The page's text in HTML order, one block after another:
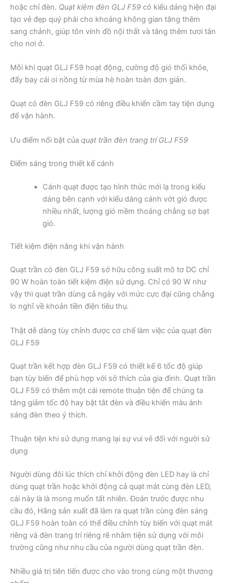
hoặc chỉ đèn. Quạt kiêm đèn GLJ F59 có kiểu dáng hiện đại
tạo vẻ đẹp quý phái cho khoảng không gian tăng thêm
sang chảnh, giúp tôn vinh đồ nội thất và tăng thêm tươi tắn
cho nơi ở.
Mỗi khi quạt GLJ F59 hoạt động, cường độ gió thổi khỏe,
đẩy bay cái oi nồng từ mùa hè hoàn toàn đơn giản.
Quạt có đèn GLJ F59 có riêng điều khiển cầm tay tiện dụng
để vận hành.
Ưu điểm nổi bật của quạt trần đèn trang trí GLJ F59
Điểm sáng trong thiết kế cánh
Cánh quạt được tạo hình thức mới lạ trong kiểu
dáng bên cạnh với kiểu dáng cánh vớt gió được
nhiều nhất, lượng gió mềm thoảng chẳng sợ bạt
gió.
Tiết kiệm điện năng khi vận hành
Quạt trần có đèn GLJ F59 sở hữu công suất mô tơ DC chỉ
90 W hoàn toàn tiết kiệm điện sử dụng. Chỉ có 90 W như
vậy thì quạt trần dùng cả ngày với mức cực đại cũng chẳng
lo nghĩ về khoản tiền điện tiêu thụ.
Thật dễ dàng tùy chỉnh được cơ chế làm việc của quạt đèn
GLJ F59
Quạt trần kết hợp đèn GLJ F59 có thiết kế 6 tốc độ giúp
bạn tùy biến để phù hợp với sở thích của gia đình. Quạt trần
GLJ F59 có thêm một cái remote thuận tiện để chúng ta
tăng giảm tốc độ hay bật tắt đèn và điều khiển màu ánh
sáng đèn theo ý thích.
Thuận tiện khi sử dụng mang lại sự vui vẻ đối với người sử
dụng
Người dùng đôi lúc thích chỉ khởi động đèn LED hay là chỉ
dùng quạt trần hoặc khởi động cả quạt mát cùng đèn LED,
cái này là là mong muốn tất nhiên. Đoán trước được nhu
cầu đó, Hãng sản xuất đã làm ra quạt trần cùng đèn sáng
GLJ F59 hoàn toàn có thể điều chỉnh tùy biến với quạt mát
riêng và đèn trang trí riêng rẽ nhằm tiện sử dụng với môi
trường cũng như nhu cầu của người dùng quạt trần đèn.
Nhiều giá trị tiên tiến được cho vào trong cùng một thương